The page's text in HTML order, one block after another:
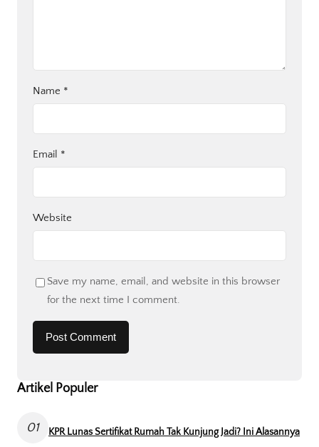
Name *
Email *
Website
Save my name, email, and website in this browser
for the next time I comment.
Artikel Populer
01 KPR Lunas Sertifikat Rumah Tak Kunjung Jadi? Ini Alasannya